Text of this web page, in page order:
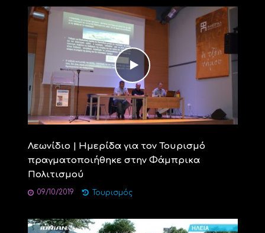
Λεωνίδιο | Ημερίδα για τον Τουρισμό
πραγματοποιήθηκε στην Φάμπρικα
Πολιτισμού
09/10/2019 Τουρισμός